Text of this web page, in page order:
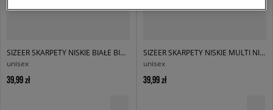
SIZEER SKARPETY NISKIE BIAŁE BIAŁE
unisex
39,99 zł
SIZEER SKARPETY NISKIE MULTI NISKIE
unisex
39,99 zł